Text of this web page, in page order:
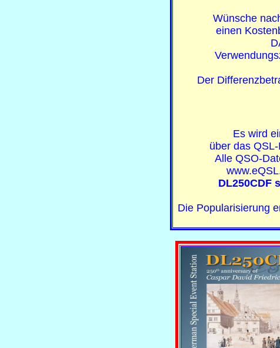
Wünsche
einen
Der
Es wird
über das
Alle QSO-
DL250CDF
Die Popularisierung